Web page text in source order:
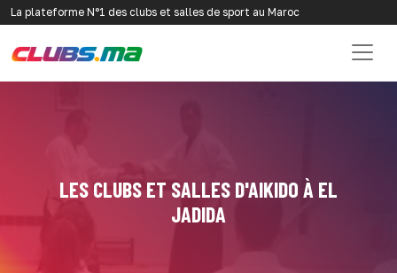
La plateforme N°1 des clubs et salles de sport au Maroc
LES CLUBS ET SALLES D'AIKIDO À EL
JADIDA